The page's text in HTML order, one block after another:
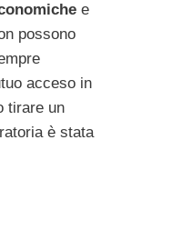
e
possono
acceso in
tirare un
è stata